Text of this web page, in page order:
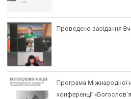
Проведено засідання
Програма Міжнародної
конференції